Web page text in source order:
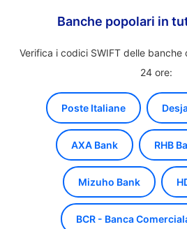
Banche popolari in
Verifica i codici SWIFT delle
24 ore:
Poste Italiane
AXA Bank RHB
Mizuho Bank
BCR - Banca